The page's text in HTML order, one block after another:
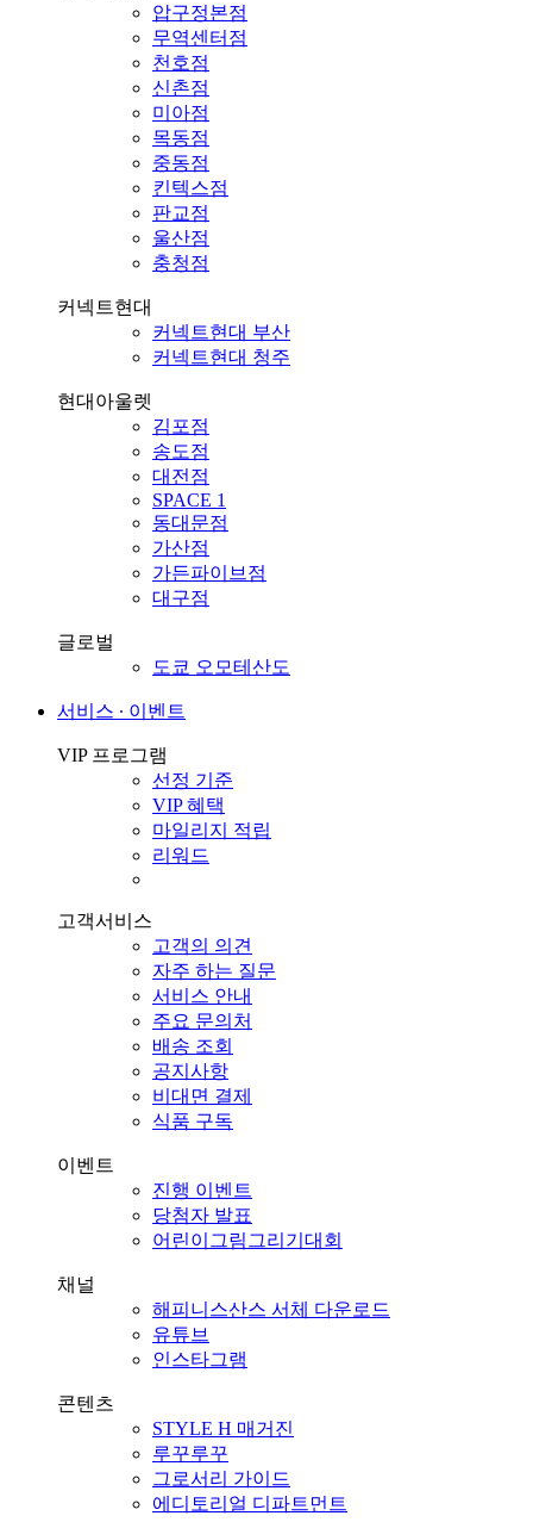
압구정본점
무역센터점
천호점
신촌점
미아점
목동점
중동점
킨텍스점
판교점
울산점
충청점
커넥트현대
커넥트현대 부산
커넥트현대 청주
현대아울렛
김포점
송도점
대전점
SPACE 1
동대문점
가산점
가든파이브점
대구점
글로벌
도쿄 오모테산도
서비스 ∙ 이벤트
VIP 프로그램
선정 기준
VIP 혜택
마일리지 적립
리워드
고객서비스
고객의 의견
자주 하는 질문
서비스 안내
주요 문의처
배송 조회
공지사항
비대면 결제
식품 구독
이벤트
진행 이벤트
당첨자 발표
어린이그림그리기대회
채널
해피니스산스 서체 다운로드
유튜브
인스타그램
콘텐츠
STYLE H 매거진
루꾸루꾸
그로서리 가이드
에디토리얼 디파트먼트